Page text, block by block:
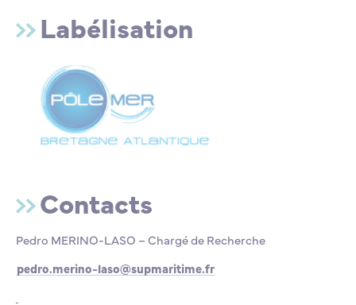
Labélisation
Contacts
Pedro MERINO-LASO – Chargé de Recherche
pedro.merino-laso@supmaritime.fr